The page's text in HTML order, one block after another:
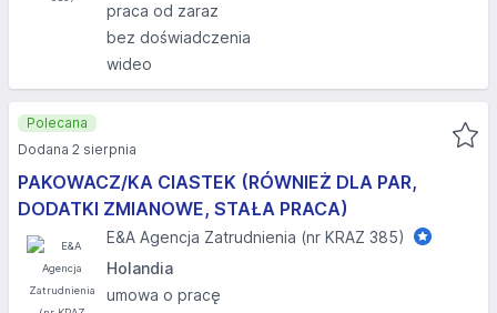
praca od zaraz
bez doświadczenia
wideo
PAKOWACZ/KA CIASTEK (RÓWNIEŻ DLA PAR,
DODATKI ZMIANOWE, STAŁA PRACA)
E&A Agencja Zatrudnienia (nr KRAZ 385)
Holandia
umowa o pracę
Polecana
Dodana 2 sierpnia